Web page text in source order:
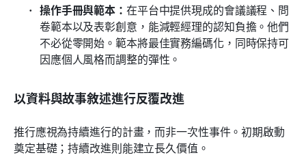
操作手冊與範本： 在平台中提供現成的會議議程、問
卷範本以及表彰創意，能減輕經理的認知負擔。他們
不必從零開始。範本將最佳實務編碼化，同時保持可
因應個人風格而調整的彈性。
以資料與故事敘述進行反覆改進
推行應視為持續進行的計畫，而非一次性事件。初期啟動
奠定基礎；持續改進則能建立長久價值。